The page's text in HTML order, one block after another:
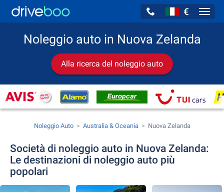
€
Noleggio auto in Nuova Zelanda
Alla ricerca del noleggio auto
Noleggio Auto Australia & Oceania Nuova Zelanda
Società di noleggio auto in Nuova Zelanda:
Le destinazioni di noleggio auto più
popolari